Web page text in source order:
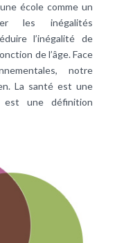
école comme un
les inégalités
l’inégalité de
de l’âge. Face
notre
La santé est une
est une définition